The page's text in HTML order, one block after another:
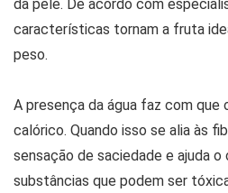
da pele. De acordo com
características tornam a fruta
peso.
A presença da água faz com que
calórico. Quando isso se alia às
sensação de saciedade e ajuda o
substâncias que podem ser